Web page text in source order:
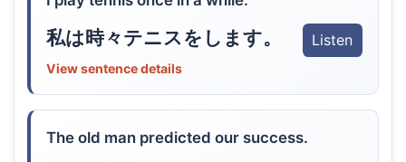
私は時々テニスをします。 Listen
View sentence details
The old man predicted our success.